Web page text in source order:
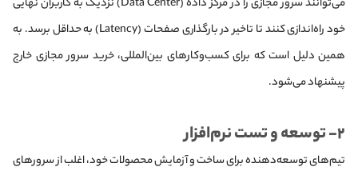
خود راه‌اندازی کنند تا تاخیر در بارگذاری صفحات (Latency) به حداقل برسد. به
همین دلیل است که برای کسب‌وکارهای بین‌المللی، خرید سرور مجازی خارج
پیشنهاد می‌شود.
۲- توسعه و تست نرم‌افزار
تیم‌های توسعه‌دهنده برای ساخت و آزمایش محصولات خود، اغلب از سرورهای